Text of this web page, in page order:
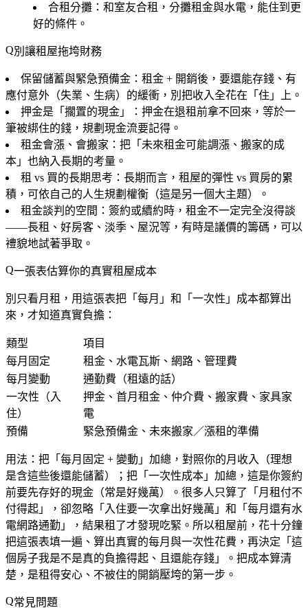
合租分攤 ：和室友合租，分攤租金與水電，能住到更
好的條件。
別讓租屋拖垮財務
保留儲蓄與緊急預備金 ：租金 + 開銷後，要還能存錢、有
應付意外（失業、生病）的緩衝，別把收入全花在「住」上。
押金是「擱置的現金」
：押金在退租前拿不回來，等於一
筆被綁住的錢，規劃現金流要記得。
租金會漲、會搬家 ：把「未來租金可能調漲、搬家的成
本」也納入長期的考量。
租 vs 買的長期思考 ：長期而言，租屋的彈性 vs 買房的累
積，可依自己的人生規劃權衡（這是另一個大主題）。
租金談判的空間 ：簽約或續約時，租金不一定完全沒得談
——長租、好房客、淡季、屋況等，有時是議價的籌碼，可以
禮貌地試著爭取。
一張表估算你的真實租屋成本
別只看月租，用這張表把「每月」和「一次性」成本都算出
來，才知道真實負擔：
類型
項目
每月固定
租金、水電瓦斯、網路、管理費
每月變動
通勤費（租遠的話）
一次性（入
住）
押金、首月租金、仲介費、搬家費、家具家
電
預備
緊急預備金、未來搬家／漲租的準備
用法：把「每月固定 + 變動」加總，對照你的月收入（理想
是含這些後還能儲蓄）；把「一次性成本」加總，這是你簽約
前要先存好的現金（常是好幾萬）。很多人只算了「月租付不
付得起」，卻忽略「入住要一次拿出好幾萬」和「每月還有水
電網路通勤」，結果租了才發現吃緊。所以租屋前，花十分鐘
把這張表填一遍、算出真實的每月與一次性花費，再決定「這
個房子我是不是真的負擔得起、且還能存錢」。把成本算清
楚，是租得安心、不被住的開銷壓垮的第一步。
常見問題